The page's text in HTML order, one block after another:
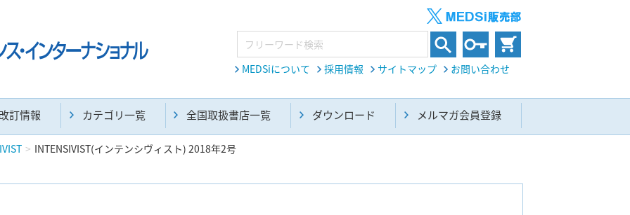
MEDSiについて 採用情報 サイトマップ お問い合わせ
訂情報 カテゴリ一覧 全国取扱書店一覧 ダウンロード メルマガ会員登録
INTENSIVIST(インテンシヴィスト) 2018年2号